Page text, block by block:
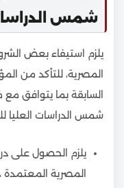
شمس
يلزم استيفاء بعض
المصرية، للتأكد من
السابقة بما يتوافق
شمس الدراسات العليا
يلزم الحصول على
المصرية